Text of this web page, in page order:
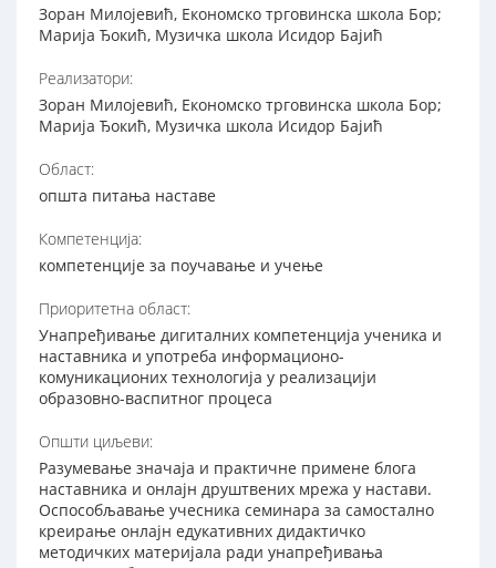
Зоран Милојевић, Економско трговинска школа Бор;
Марија Ђокић, Музичка школа Исидор Бајић
Реализатори:
Зоран Милојевић, Економско трговинска школа Бор;
Марија Ђокић, Музичка школа Исидор Бајић
Област:
општа питања наставе
Компетенција:
компетенције за поучавање и учење
Приоритетна област:
Унапређивање дигиталних компетенција ученика и
наставника и употреба информационо-
комуникационих технологија у реализацији
образовно-васпитног процеса
Општи циљеви:
Разумевање значаја и практичне примене блога
наставника и онлајн друштвених мрежа у настави.
Оспособљавање учесника семинара за самостално
креирање онлајн едукативних дидактичко
методичких материјала ради унапређивања